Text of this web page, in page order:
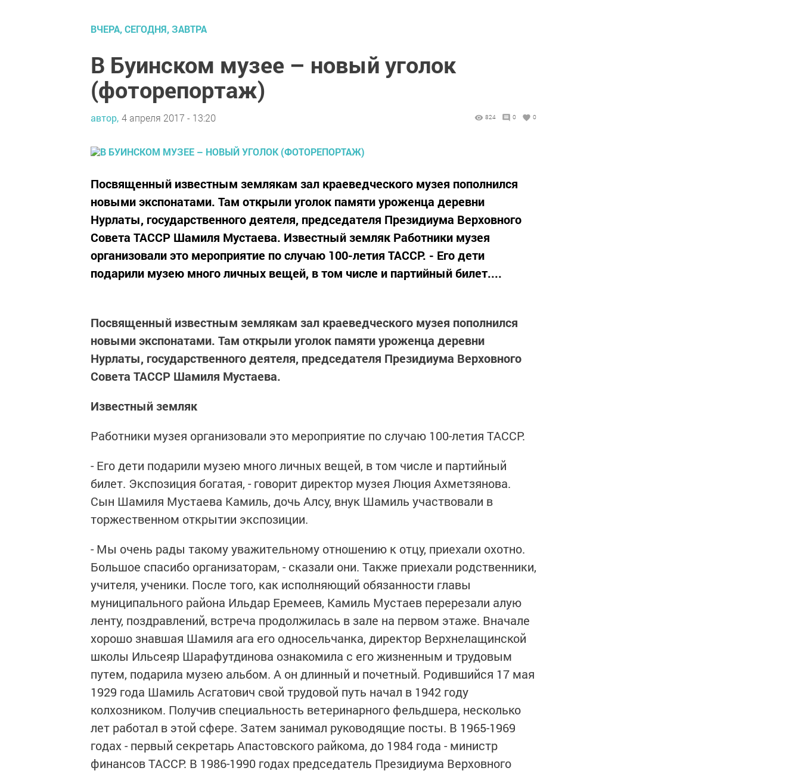
ВЧЕРА, СЕГОДНЯ, ЗАВТРА
В Буинском музее – новый уголок
(фоторепортаж)
автор, 4 апреля 2017 - 13:20 824 0 0
Посвященный известным землякам зал краеведческого музея пополнился
новыми экспонатами. Там открыли уголок памяти уроженца деревни
Нурлаты, государственного деятеля, председателя Президиума Верховного
Совета ТАССР Шамиля Мустаева. Известный земляк Работники музея
организовали это мероприятие по случаю 100-летия ТАССР. - Его дети
подарили музею много личных вещей, в том числе и партийный билет....
Посвященный известным землякам зал краеведческого музея пополнился
новыми экспонатами. Там открыли уголок памяти уроженца деревни
Нурлаты, государственного деятеля, председателя Президиума Верховного
Совета ТАССР Шамиля Мустаева.
Известный земляк
Работники музея организовали это мероприятие по случаю 100-летия ТАССР.
- Его дети подарили музею много личных вещей, в том числе и партийный
билет. Экспозиция богатая, - говорит директор музея Люция Ахметзянова.
Сын Шамиля Мустаева Камиль, дочь Алсу, внук Шамиль участвовали в
торжественном открытии экспозиции.
- Мы очень рады такому уважительному отношению к отцу, приехали охотно.
Большое спасибо организаторам, - сказали они. Также приехали родственники,
учителя, ученики. После того, как исполняющий обязанности главы
муниципального района Ильдар Еремеев, Камиль Мустаев перерезали алую
ленту, поздравлений, встреча продолжилась в зале на первом этаже. Вначале
хорошо знавшая Шамиля ага его односельчанка, директор Верхнелащинской
школы Ильсеяр Шарафутдинова ознакомила с его жизненным и трудовым
путем, подарила музею альбом. А он длинный и почетный. Родившийся 17 мая
1929 года Шамиль Асгатович свой трудовой путь начал в 1942 году
колхозником. Получив специальность ветеринарного фельдшера, несколько
лет работал в этой сфере. Затем занимал руководящие посты. В 1965-1969
годах - первый секретарь Апастовского райкома, до 1984 года - министр
финансов ТАССР. В 1986-1990 годах председатель Президиума Верховного